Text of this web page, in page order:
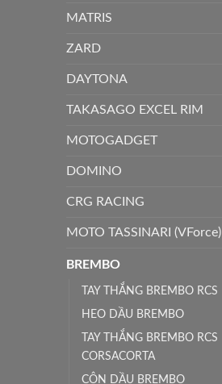
MATRIS
ZARD
DAYTONA
TAKASAGO EXCEL RIM
MOTOGADGET
DOMINO
CRG RACING
MOTO TASSINARI (VForce)
BREMBO
TAY THẮNG BREMBO RCS
HEO DẦU BREMBO
TAY THẮNG BREMBO RCS
CORSACORTA
CÔN DẦU BREMBO